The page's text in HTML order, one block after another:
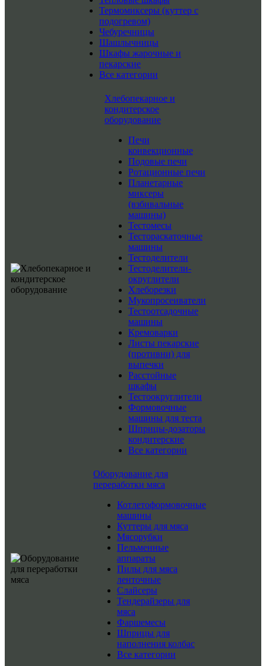
Термомиксеры (куттер с
подогревом)
Чебуречницы
Шашлычницы
Шкафы жарочные и
пекарские
Все категории
Хлебопекарное и
кондитерское
оборудование
Печи
конвекционные
Подовые печи
Ротационные печи
Планетарные
миксеры
(взбивальные
машины)
Тестомесы
Тестораскаточные
машины
Тестоделители
Тестоделители-
округлители
Хлеборезки
Мукопросеиватели
Тестоотсадочные
машины
Кремоварки
Листы пекарские
(противни) для
выпечки
Расстойные
шкафы
Тестоокруглители
Формовочные
машины для теста
Шприцы-дозаторы
кондитерские
Все категории
Оборудование для
переработки мяса
Котлетоформовочные
машины
Куттеры для мяса
Мясорубки
Пельменные
аппараты
Пилы для мяса
ленточные
Слайсеры
Тендерайзеры для
мяса
Фаршемесы
Шприцы для
наполнения колбас
Все категории